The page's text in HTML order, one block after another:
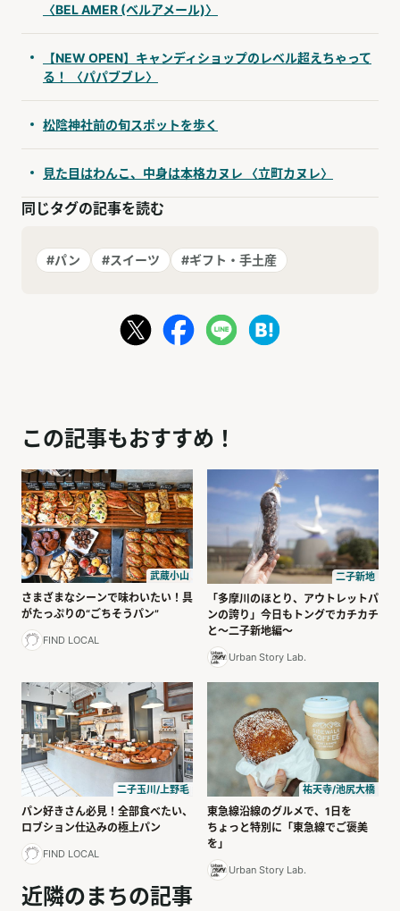
〈BEL AMER (ベルアメール)〉
【NEW OPEN】キャンディショップのレベル超えちゃって
る！ 〈パパブブレ〉
松陰神社前の旬スポットを歩く
見た目はわんこ、中身は本格カヌレ 〈立町カヌレ〉
同じタグの記事を読む
#パン #スイーツ #ギフト・手土産
この記事もおすすめ！
武蔵小山
さまざまなシーンで味わいたい！具
がたっぷりの“ごちそうパン”
FIND LOCAL
二子新地
「多摩川のほとり、アウトレットパ
ンの誇り」今日もトングでカチカチ
と〜二子新地編〜
Urban Story Lab.
二子玉川/上野毛
パン好きさん必見！全部食べたい、
ロブション仕込みの極上パン
FIND LOCAL
祐天寺/池尻大橋
東急線沿線のグルメで、1日を
ちょっと特別に「東急線でご褒美
を」
Urban Story Lab.
近隣のまちの記事